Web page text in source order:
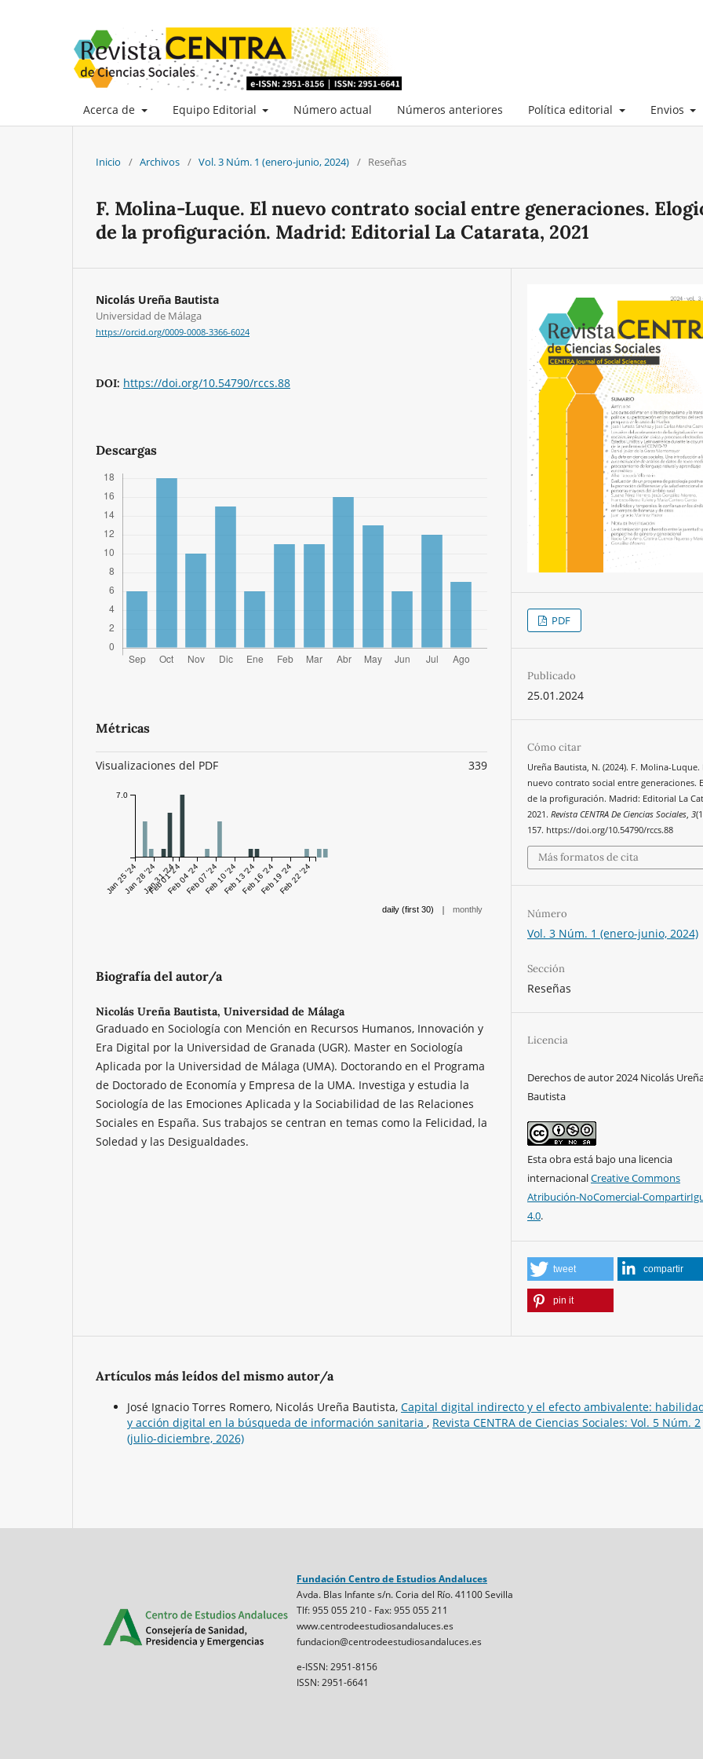
Acerca de Equipo Editorial Número actual Números anteriores Política editorial Envios
Inicio / Archivos / Vol. 3 Núm. 1 (enero-junio, 2024) / Reseñas
F. Molina-Luque. El nuevo contrato social entre generaciones.
de la profiguración. Madrid: Editorial La Catarata, 2021
Nicolás Ureña Bautista
Universidad de Málaga
https://orcid.org/0009-0008-3366-6024
DOI: https://doi.org/10.54790/rccs.88
Descargas
Métricas
Visualizaciones del PDF 339
Jan 25 '24Jan 28 '24Jan 31 '24
Feb 01 '24Feb 04 '24Feb 07 '24Feb 10 '24Feb 13 '24Feb 16 '24Feb 19 '24Feb 22 '24
7.0
daily (first 30) | monthly
Biografía del autor/a
Nicolás Ureña Bautista, Universidad de Málaga
Graduado en Sociología con Mención en Recursos Humanos, Innovación y
Era Digital por la Universidad de Granada (UGR). Master en Sociología
Aplicada por la Universidad de Málaga (UMA). Doctorando en el Programa
de Doctorado de Economía y Empresa de la UMA. Investiga y estudia la
Sociología de las Emociones Aplicada y la Sociabilidad de las Relaciones
Sociales en España. Sus trabajos se centran en temas como la Felicidad, la
Soledad y las Desigualdades.
PDF
Publicado
25.01.2024
Cómo citar
Ureña Bautista, N. (2024). F. Molina-Luque.
nuevo contrato social entre generaciones.
de la profiguración. Madrid: Editorial La
2021.Revista CENTRA De Ciencias Sociales,3
157. https://doi.org/10.54790/rccs.88
Más formatos de cita
Número
Vol. 3 Núm. 1 (enero-junio, 2024)
Sección
Reseñas
Licencia
Derechos de autor 2024 Nicolás
Bautista
Esta obra está bajo una licencia
internacionalCreative Commons
Atribución-NoComercial-
4.0.
tweet compartir
pin it
Artículos más leídos del mismo autor/a
José Ignacio Torres Romero, Nicolás Ureña Bautista, Capital digital indirecto y el efecto ambivalente:
y acción digital en la búsqueda de información sanitaria , Revista CENTRA de Ciencias Sociales: Vol. 5 Núm. 2
(julio-diciembre, 2026)
Fundación Centro de Estudios Andaluces
Avda. Blas Infante s/n. Coria del Río. 41100 Sevilla
Tlf: 955 055 210 - Fax: 955 055 211
www.centrodeestudiosandaluces.es
fundacion@centrodeestudiosandaluces.es
e-ISSN: 2951-8156
ISSN: 2951-6641